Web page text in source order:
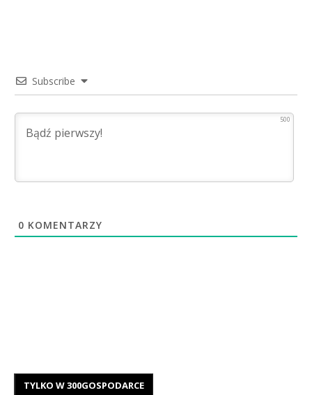
Subscribe
500
0 KOMENTARZY
TYLKO W 300GOSPODARCE